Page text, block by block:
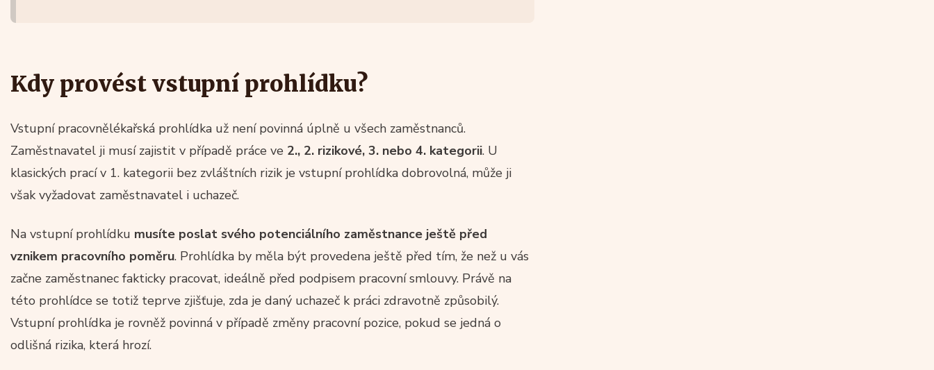
Kdy provést vstupní prohlídku?
Vstupní pracovnělékařská prohlídka už není povinná úplně u všech zaměstnanců.
Zaměstnavatel ji musí zajistit v případě práce ve 2., 2. rizikové, 3. nebo 4. kategorii. U
klasických prací v 1. kategorii bez zvláštních rizik je vstupní prohlídka dobrovolná, může ji
však vyžadovat zaměstnavatel i uchazeč.
Na vstupní prohlídku musíte poslat svého potenciálního zaměstnance ještě před
vznikem pracovního poměru. Prohlídka by měla být provedena ještě před tím, že než u vás
začne zaměstnanec fakticky pracovat, ideálně před podpisem pracovní smlouvy. Právě na
této prohlídce se totiž teprve zjišťuje, zda je daný uchazeč k práci zdravotně způsobilý.
Vstupní prohlídka je rovněž povinná v případě změny pracovní pozice, pokud se jedná o
odlišná rizika, která hrozí.